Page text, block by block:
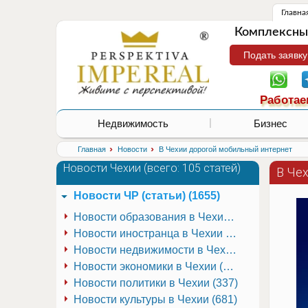
Подать
Недвижимость Бизнес
Главная › Новости › В Чехии дорогой мобильный интернет
В
Новости Чехии (всего: 105 статей)
Новости иностранца в Чехии (223)
Новости культуры в Чехии (681)
Новости недвижимости в Чехии (337)
Новости образования в Чехии (251)
Новости политики в Чехии (337)
Новости ЧР (статьи) (1655)
Новости экономики в Чехии (941)